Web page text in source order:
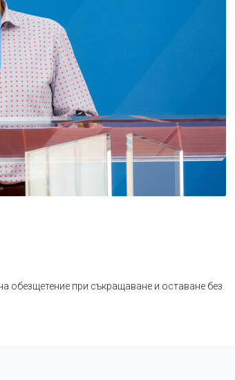
обезщетение при съкращаване и оставане без